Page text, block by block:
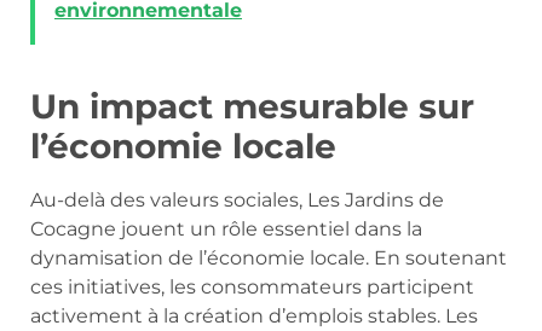
environnementale
Un impact mesurable sur
l’économie locale
Au-delà des valeurs sociales, Les Jardins de
Cocagne jouent un rôle essentiel dans la
dynamisation de l’économie locale. En soutenant
ces initiatives, les consommateurs participent
activement à la création d’emplois stables. Les